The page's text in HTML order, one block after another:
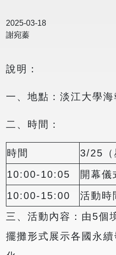
2025-03-18
謝宛蓁
說明：
一、地點：淡江大學海
二、時間：
時間 3/25（
10:00-10:05
開幕儀
10:00-15:00
活動時
三、活動內容：由5個
擺攤形式展示各國永